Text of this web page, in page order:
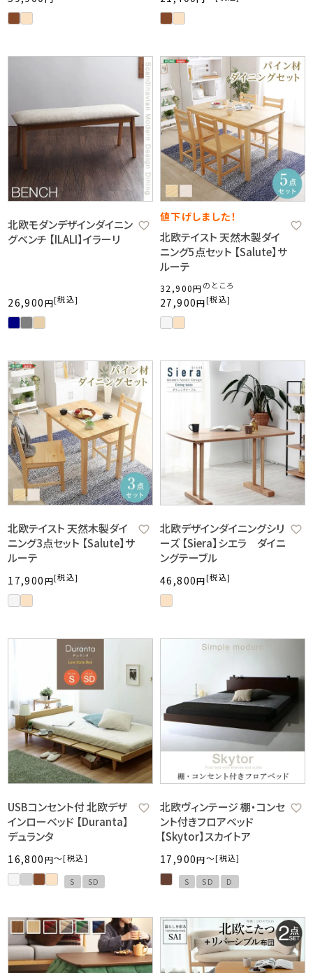
北欧モダンデザインダイニン
グベンチ 【ILALI】イラーリ
26,900 税込
値下げしました！
北欧テイスト 天然木製ダイ
ニング5点セット 【Salute】サ
ルーテ
32,900 のところ
27,900 税込
北欧テイスト 天然木製ダイ
ニング3点セット 【Salute】サ
ルーテ
17,900 税込
北欧デザインダイニングシリ
ーズ 【Siera】シエラ ダイニ
ングテーブル
46,800 税込
USBコンセント付 北欧デザ
インローベッド 【Duranta】
デュランタ
16,800 税込
〜
S SD
北欧ヴィンテージ 棚・コンセ
ント付きフロアベッド
【Skytor】スカイトア
17,900 税込
〜
S SD D